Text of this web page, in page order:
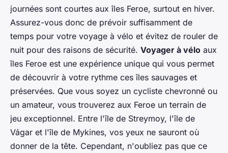
journées sont courtes aux îles Feroe, surtout en hiver.
Assurez-vous donc de prévoir suffisamment de
temps pour votre voyage à vélo et évitez de rouler de
nuit pour des raisons de sécurité. Voyager à vélo aux
îles Feroe est une expérience unique qui vous permet
de découvrir à votre rythme ces îles sauvages et
préservées. Que vous soyez un cycliste chevronné ou
un amateur, vous trouverez aux Feroe un terrain de
jeu exceptionnel. Entre l'île de Streymoy, l'île de
Vágar et l'île de Mykines, vos yeux ne sauront où
donner de la tête. Cependant, n'oubliez pas que ce